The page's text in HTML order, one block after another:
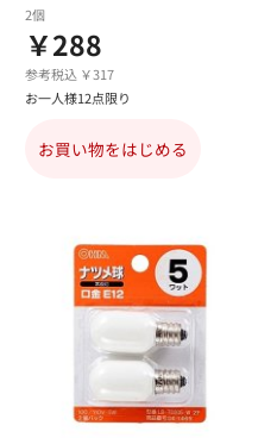
2個
￥288
参考税込 ￥317
お一人様12点限り
お買い物をはじめる